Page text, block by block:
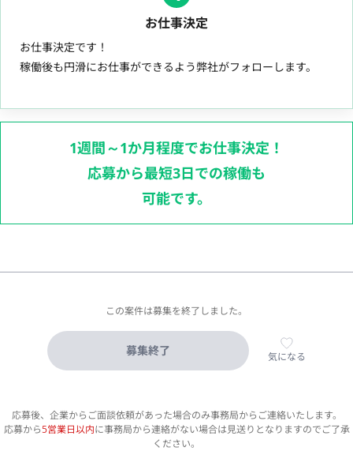
お仕事決定
お仕事決定です！
稼働後も円滑にお仕事ができるよう弊社がフォローします。
1週間～1か月程度でお仕事決定！
応募から最短3日での稼働も
可能です。
この案件は募集を終了しました。
募集終了 気になる
応募後、企業からご面談依頼があった場合のみ事務局からご連絡いたします。
応募から5営業日以内に事務局から連絡がない場合は見送りとなりますのでご了承
ください。